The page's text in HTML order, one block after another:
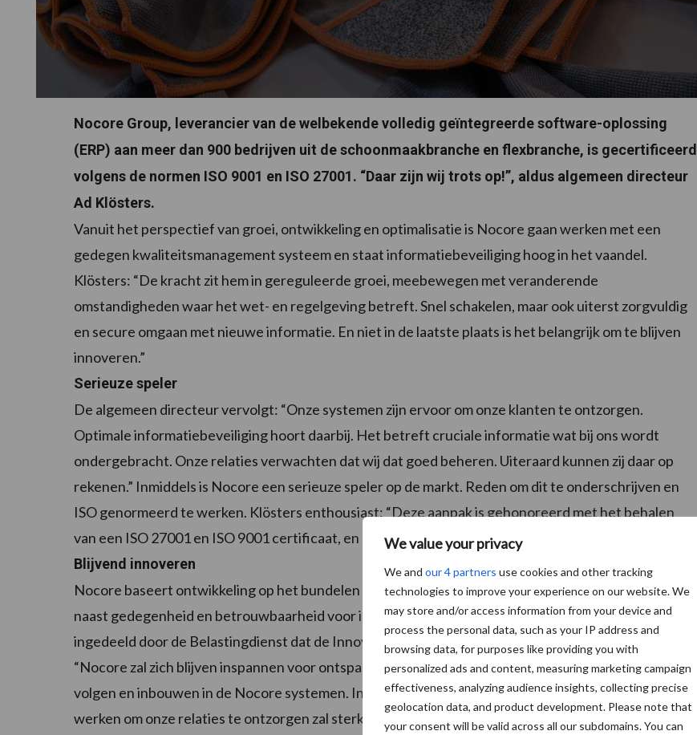
We value your privacy
We and our 4 partners use cookies and other tracking
technologies to improve your experience on our website. We
may store and/or access information from your device and
process the personal data, such as your IP address and
browsing data, for purposes like providing you with
personalized ads and content, measuring marketing campaign
effectiveness, analyzing audience insights, collecting precise
geolocation data, and product development. Please note that
your consent will be valid across all our subdomains. You can
Nocore Group, leverancier van de welbekende volledig geïntegreerde software-oplossing
(ERP) aan meer dan 900 bedrijven uit de schoonmaakbranche en flexbranche, is gecertificeerd
volgens de normen ISO 9001 en ISO 27001. “Daar zijn wij trots op!”, aldus algemeen directeur
Ad Klösters.
Vanuit het perspectief van groei, ontwikkeling en optimalisatie is Nocore gaan werken met een
gedegen kwaliteitsmanagement systeem en staat informatiebeveiliging hoog in het vaandel.
Klösters: “De kracht zit hem in gereguleerde groei, meebewegen met veranderende
omstandigheden waar het wet- en regelgeving betreft. Snel schakelen, maar ook uiterst zorgvuldig
en secure omgaan met nieuwe informatie. En niet in de laatste plaats is het belangrijk om te blijven
innoveren.”
Serieuze speler
De algemeen directeur vervolgt: “Onze systemen zijn ervoor om onze klanten te ontzorgen.
Optimale informatiebeveiliging hoort daarbij. Het betreft cruciale informatie wat bij ons wordt
ondergebracht. Onze relaties verwachten dat wij dat goed beheren. Uiteraard kunnen zij daar op
rekenen.” Inmiddels is Nocore een serieuze speler op de markt. Reden om dit te onderschrijven en
ISO genormeerd te werken. Klösters enthousiast: “Deze aanpak is gehonoreerd met het behalen
van een ISO 27001 en ISO 9001 certificaat, en daar zijn wij trots op!”
Blijvend innoveren
Nocore baseert ontwikkeling op het bundelen van krachten met strategische partners en staat
naast gedegenheid en betrouwbaarheid voor innovatie. De organisatie is dan ook als dusdanig
ingedeeld door de Belastingdienst dat de Innovatie box mag worden toegepast. Klösters besluit:
“Nocore zal zich blijven inspannen voor ontspanning voor haar relaties. De marktbeweging blijven
volgen en inbouwen in de Nocore systemen. Innoveren, onderzoeken en met de beste methodieken
werken om onze relaties te ontzorgen zal sterk onze focus blijven.”